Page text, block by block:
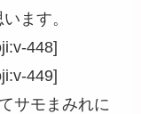
ます。
448]
449]
サモまみれに